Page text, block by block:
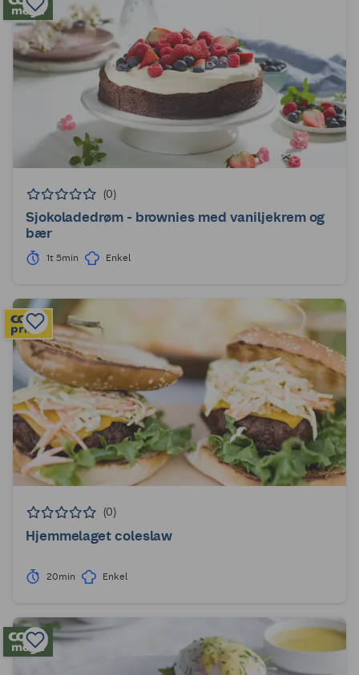
(0)
Sjokoladedrøm - brownies med vaniljekrem og
bær
1t 5min Enkel
(0)
Hjemmelaget coleslaw
20min Enkel